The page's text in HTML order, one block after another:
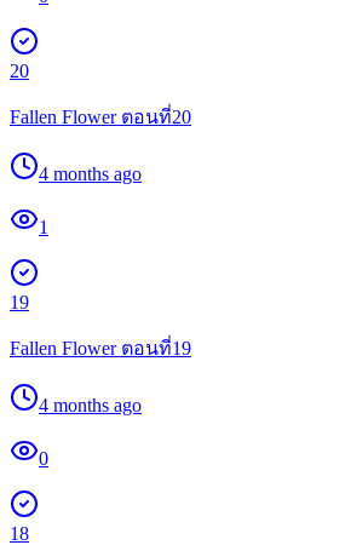
20
Fallen Flower ตอนที่20
4 months ago
1
19
Fallen Flower ตอนที่19
4 months ago
0
18